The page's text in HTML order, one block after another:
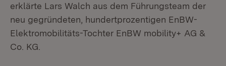
erklärte Lars Walch aus dem Führungsteam der
neu gegründeten, hundertprozentigen EnBW-
Elektromobilitäts-Tochter EnBW mobility+ AG &
Co. KG.